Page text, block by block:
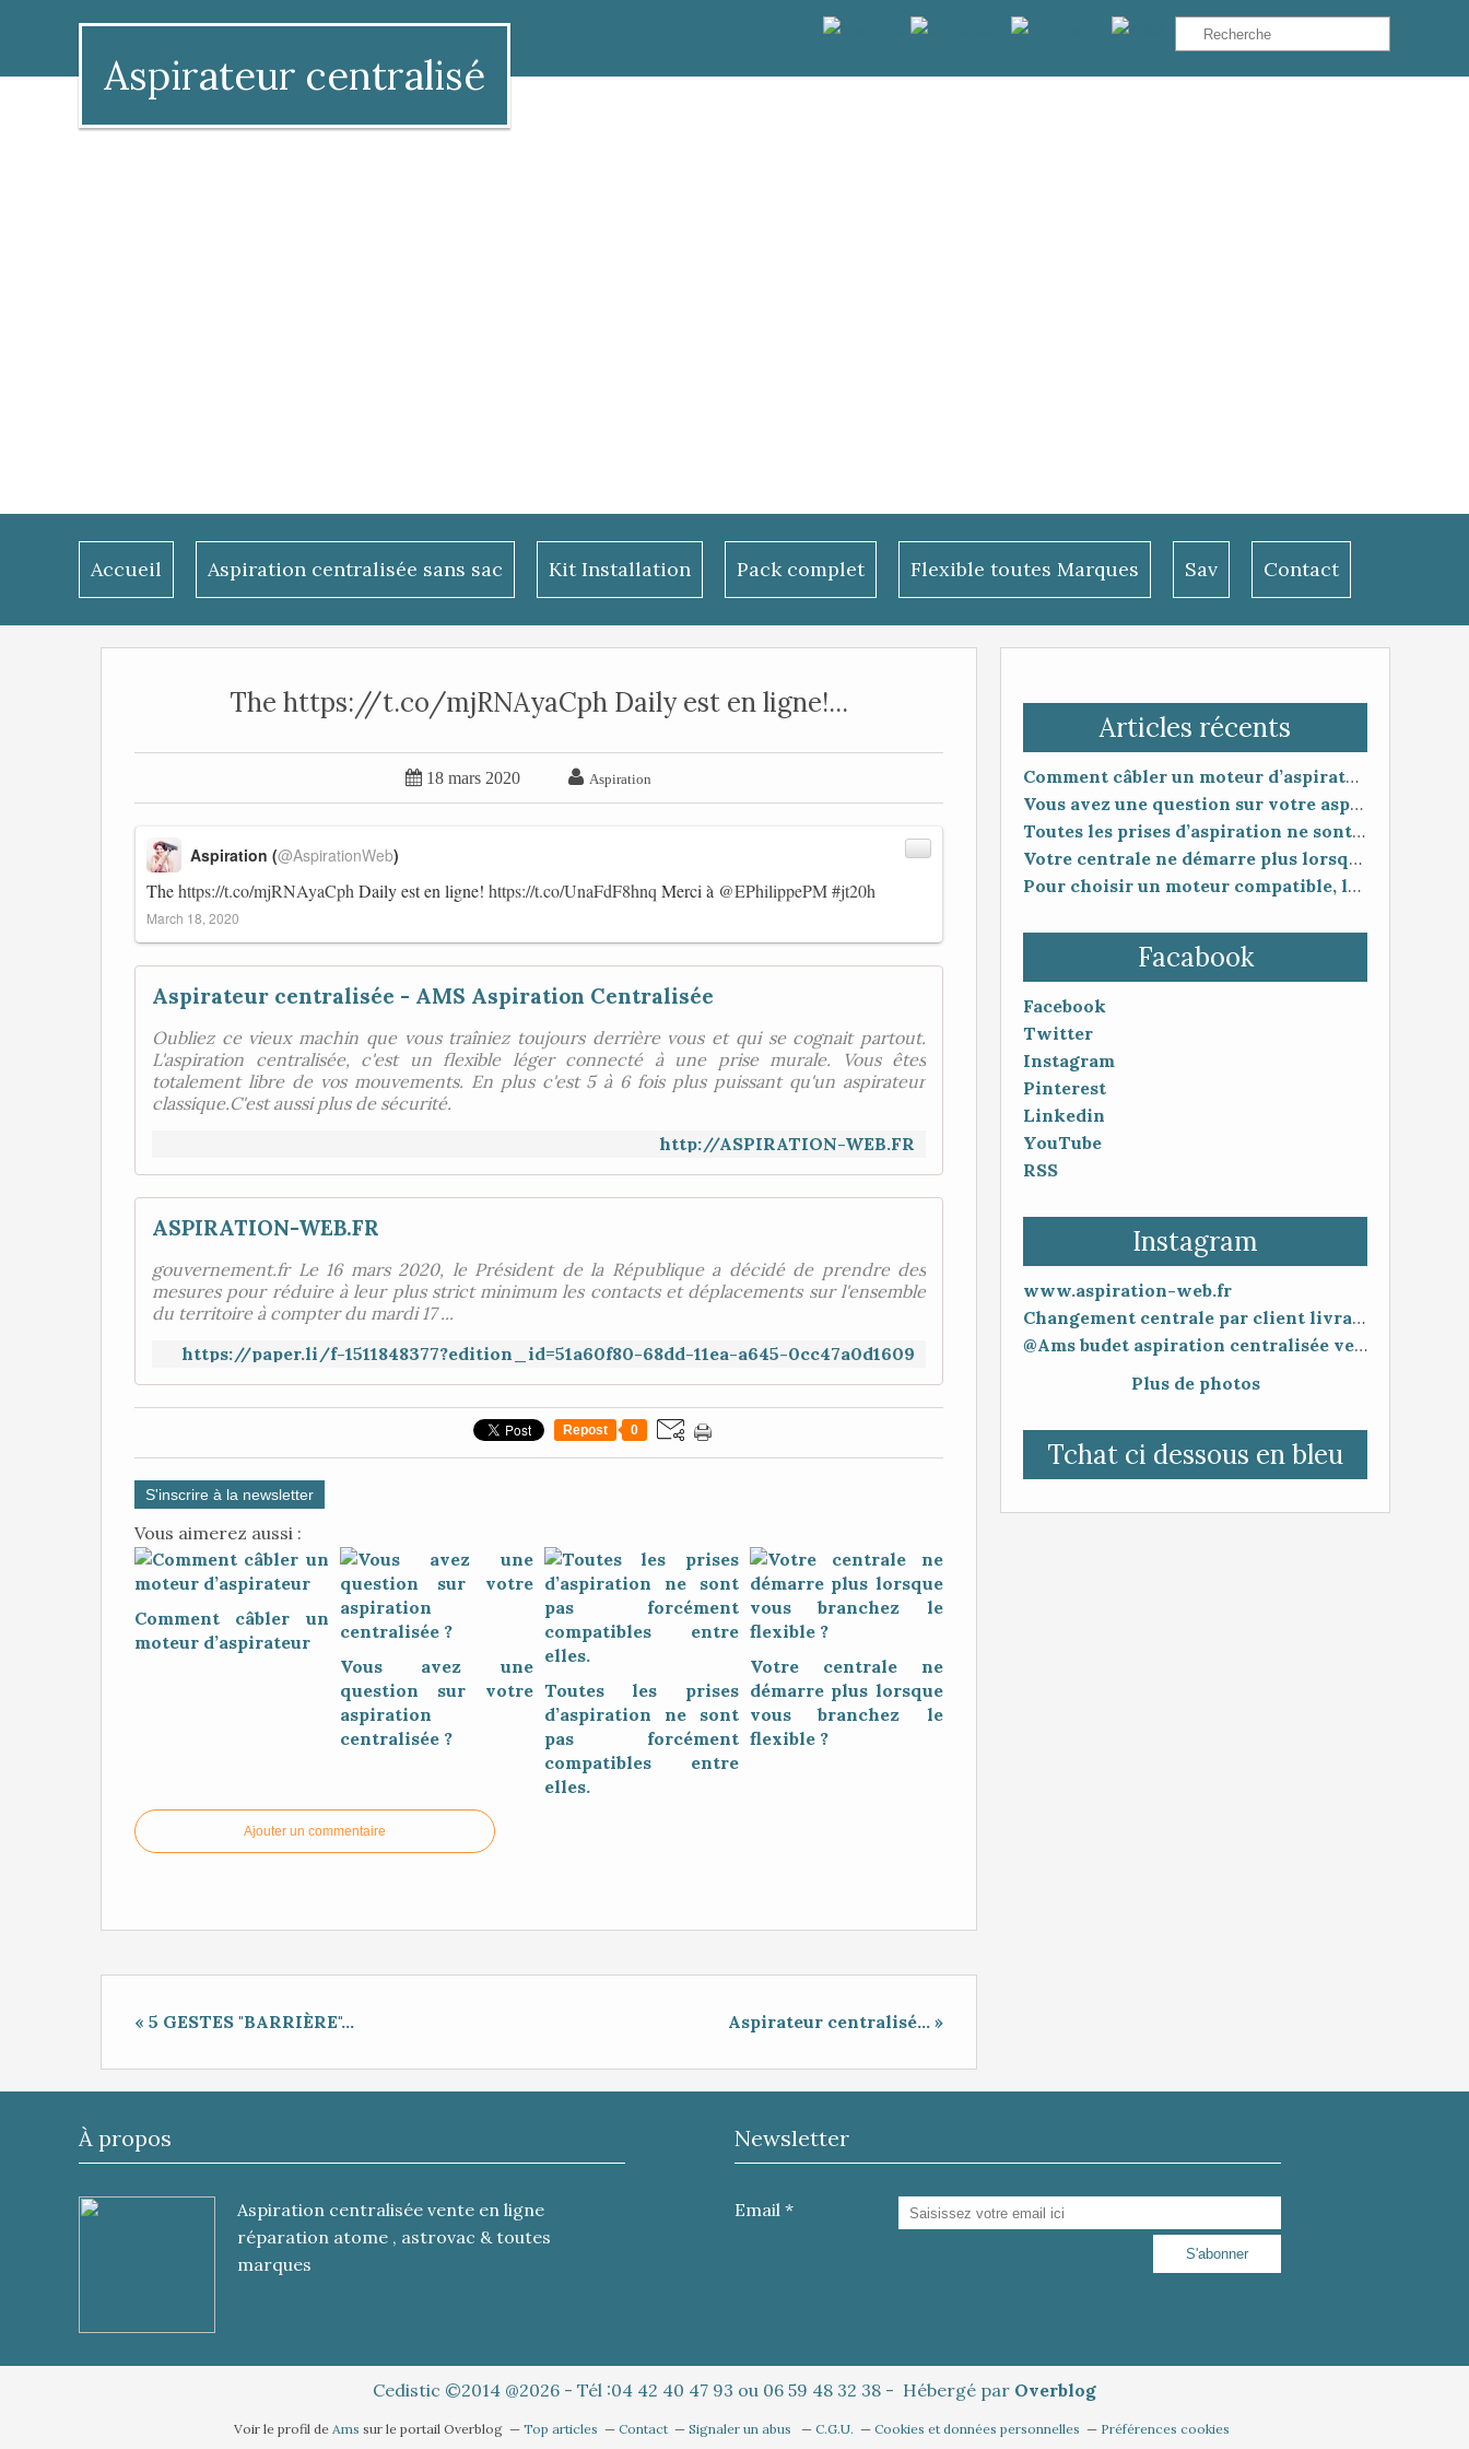
Aspirateur centralisé
Accueil Aspiration centralisée sans sac Kit Installation Pack complet Flexible toutes Marques Sav Contact
Articles récents
Comment câbler un moteur d’aspirateur
Vous avez une question sur votre aspiration centralisée ?
Toutes les prises d’aspiration ne sont pas forcément compatibles entre elles.
Votre centrale ne démarre plus lorsque vous branchez le flexible ?
Pour choisir un moteur compatible, la référence seule ne suffit pas toujours.
Facabook
Facebook
Twitter
Instagram
Pinterest
Linkedin
YouTube
RSS
Instagram
www.aspiration-web.fr
Changement centrale par client livraison 48h mise en service 30 minutes
@Ams budet aspiration centralisée vente en ligne www.aspiration-web.fr
Plus de photos
Tchat ci dessous en bleu
The https://t.co/mjRNAyaCph Daily est en ligne!...
 18 mars 2020  Aspiration
Thehttps://t.co/mjRNAyaCph Daily est en ligne! https://t.co/UnaFdF8hnq Merci à @EPhilippePM#jt20h
Aspiration (@AspirationWeb)
March 18, 2020
Aspirateur centralisée - AMS Aspiration Centralisée
Oubliez ce vieux machin que vous traîniez toujours derrière vous et qui se cognait partout.
L'aspiration centralisée, c'est un flexible léger connecté à une prise murale. Vous êtes
totalement libre de vos mouvements. En plus c'est 5 à 6 fois plus puissant qu'un aspirateur
classique.C'est aussi plus de sécurité.
http://ASPIRATION-WEB.FR
ASPIRATION-WEB.FR
gouvernement.fr Le 16 mars 2020, le Président de la République a décidé de prendre des
mesures pour réduire à leur plus strict minimum les contacts et déplacements sur l'ensemble
du territoire à compter du mardi 17 ...
https://paper.li/f-1511848377?edition_id=51a60f80-68dd-11ea-a645-0cc47a0d1609
Repost 0
S'inscrire à la newsletter
Vous aimerez aussi :
Comment câbler un
moteur d’aspirateur
Vous avez une
question sur votre
aspiration
centralisée ?
Toutes les prises
d’aspiration ne sont
pas forcément
compatibles entre
elles.
Votre centrale ne
démarre plus lorsque
vous branchez le
flexible ?
Ajouter un commentaire
« 5 GESTES "BARRIÈRE"... Aspirateur centralisé... »
À propos
Aspiration centralisée vente en ligne
réparation atome , astrovac & toutes
marques
Newsletter
Email
Cedistic ©2014 @2026 - Tél :04 42 40 47 93 ou 06 59 48 32 38 - Hébergé par Overblog
Voir le profil de Ams sur le portail Overblog Top articles Contact Signaler un abus C.G.U. Cookies et données personnelles Préférences cookies